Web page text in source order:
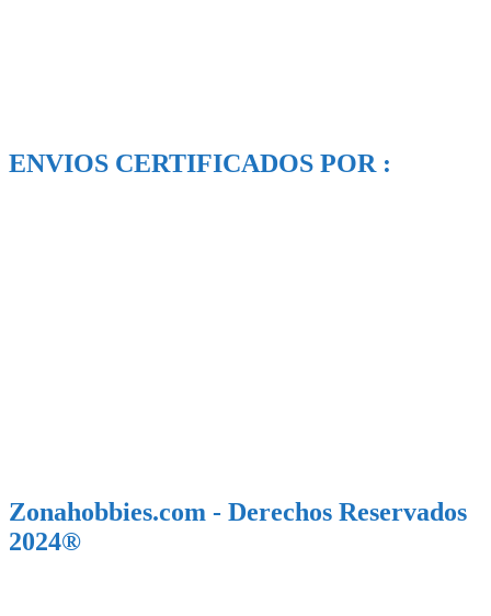
ENVIOS CERTIFICADOS POR :
Zonahobbies.com - Derechos Reservados
2024®